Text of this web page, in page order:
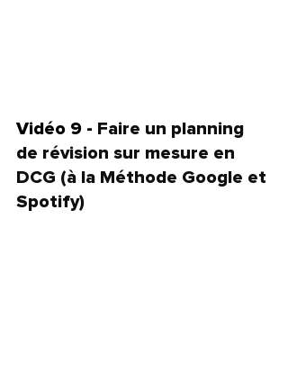
Vidéo 9 - Faire un planning
de révision sur mesure en
DCG (à la Méthode Google et
Spotify)